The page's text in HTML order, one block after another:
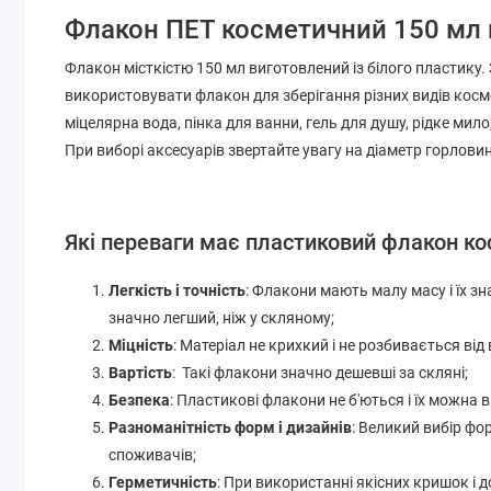
Флакон ПЕТ косметичний 150 мл
Флакон місткістю 150 мл виготовлений із білого
використовувати флакон для зберігання різних видів
міцелярна вода, пінка для ванни, гель для душу, рідке
При виборі аксесуарів звертайте увагу на діаметр
Які переваги має пластиковий флакон
Легкість і точність: Флакони мають малу масу і їх
значно легший, ніж у скляному;
Міцність: Матеріал не крихкий і не розбивається
Вартість: Такі флакони значно дешевші за скляні;
Безпека: Пластикові флакони не б'ються і їх можна
Разноманітність форм і дизайнів: Великий вибір
споживачів;
Герметичність: При використанні якісних кришок і